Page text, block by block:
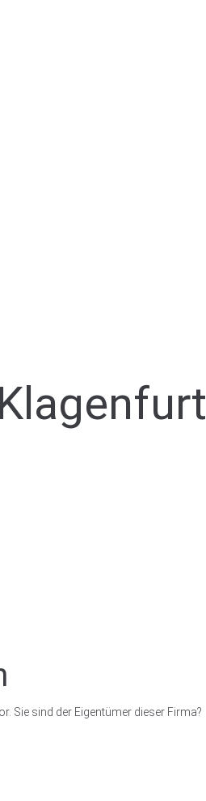
Sie sind der Eigentümer dieser Firma?